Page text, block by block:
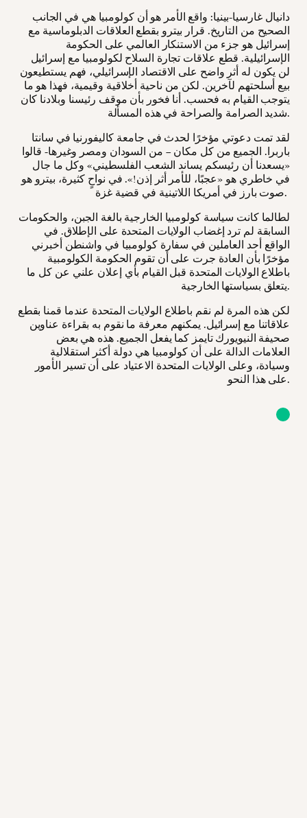
دانيال غارسيا-بينيا: واقع الأمر هو أن كولومبيا هي في الجانب
الصحيح من التاريخ. قرار بيترو بقطع العلاقات الدبلوماسية مع
إسرائيل هو جزء من الاستنكار العالمي على الحكومة
الإسرائيلية. قطع علاقات تجارة السلاح لكولومبيا مع إسرائيل
لن يكون له أثر واضح على الاقتصاد الإسرائيلي، فهم يستطيعون
بيع أسلحتهم لآخرين. لكن من ناحية أخلاقية وقيمية، فهذا هو ما
يتوجب القيام به فحسب. أنا فخور بأن موقف رئيسنا وبلادنا كان
شديد الصرامة والصراحة في هذه المسألة.
لقد تمت دعوتي مؤخرًا لحدث في جامعة كاليفورنيا في سانتا
باربرا. الجميع من كل مكان – من السودان ومصر وغيرها- قالوا
«يسعدنا أن رئيسكم يساند الشعب الفلسطيني» وكل ما جال
في خاطري هو «عجبًا، للأمر أثر إذن!». في نواحٍ كثيرة، بيترو هو
صوت بارز في أمريكا اللاتينية في قضية غزة.
لطالما كانت سياسة كولومبيا الخارجية بالغة الجبن، والحكومات
السابقة لم ترد إغضاب الولايات المتحدة على الإطلاق. في
الواقع أحد العاملين في سفارة كولومبيا في واشنطن أخبرني
مؤخرًا بأن العادة جرت على أن تقوم الحكومة الكولومبية
باطلاع الولايات المتحدة قبل القيام بأي إعلان علني عن كل ما
يتعلق بسياستها الخارجية.
لكن هذه المرة لم نقم باطلاع الولايات المتحدة عندما قمنا بقطع
علاقاتنا مع إسرائيل. يمكنهم معرفة ما نقوم به بقراءة عناوين
صحيفة النيويورك تايمز كما يفعل الجميع. هذه هي بعض
العلامات الدالة على أن كولومبيا هي دولة أكثر استقلالية
وسيادة، وعلى الولايات المتحدة الاعتياد على أن تسير الأمور
على هذا النحو.